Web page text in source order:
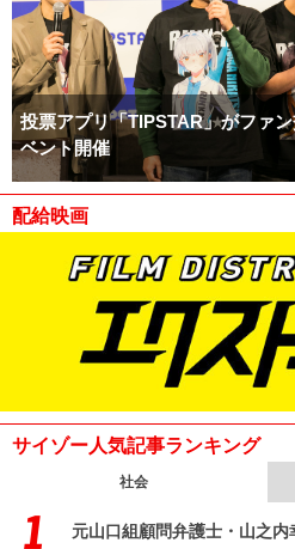
投票アプリ「TIPSTAR」がファ
ベント開催
配給映画
サイゾー人気記事ランキング
社会
元山口組顧問弁護士・山之